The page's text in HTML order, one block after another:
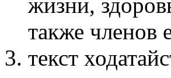
жизни,
также членов
текст